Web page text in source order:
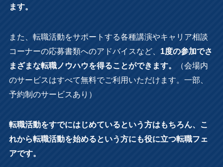
ます。
また、転職活動をサポートする各種講演やキャリア相談
コーナーの応募書類へのアドバイスなど、 1度の参加でさ
まざまな転職ノウハウを得ることができます。
（会場内
のサービスはすべて無料でご利用いただけます。一部、
予約制のサービスあり）
転職活動をすでにはじめているという方はもちろん、こ
れから転職活動を始めるという方にも役に立つ転職フェ
アです。